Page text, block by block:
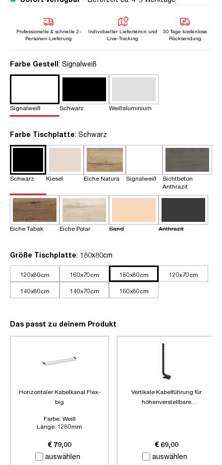
Professionelle & schnelle 2-
Personen-Lieferung
Individueller Liefertemin und
Live-Tracking
30 Tage kostenlose
Rücksendung
Farbe Gestellauswählen
: Signalweiß
Signalweiß Schwarz Weißaluminium
Farbe Tischplatteauswählen
: Schwarz
Schwarz Kiesel Eiche Natura Signalweiß
Sichtbeton
Anthrazit
Eiche Tabak Eiche Polar Sand Anthrazit
Größe Tischplatteauswählen
: 180x80cm
120x80cm 160x70cm 180x80cm 120x70cm
140x80cm 140x70cm 160x80cm
Das passt zu deinem Produkt
auswählen
Horizontaler Kabelkanal Flex-
big
Farbe: Weiß
Länge: 1280mm
€ 79,00
auswählen
Vertikale Kabelführung für
höhenverstellbare
€ 69,00